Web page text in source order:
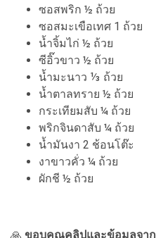
ซอสพริก ½ ถ้วย
ซอสมะเขือเทศ 1 ถ้วย
น้ำจิ้มไก่ ½ ถ้วย
ซีอิ๊วขาว ½ ถ้วย
น้ำมะนาว ⅓ ถ้วย
น้ำตาลทราย ½ ถ้วย
กระเทียมสับ ¼ ถ้วย
พริกจินดาสับ ¼ ถ้วย
น้ำมันงา 2 ช้อนโต๊ะ
งาขาวคั่ว ¼ ถ้วย
ผักชี ½ ถ้วย
🙏 ขอบคุณคลิปและข้อมูลจาก